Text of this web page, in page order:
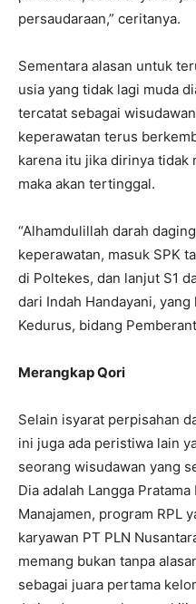
persaudaraan,” ceritanya.
Sementara alasan untuk
usia yang tidak lagi muda
tercatat sebagai
keperawatan terus
karena itu jika dirinya tidak
maka akan tertinggal.
“Alhamdulillah darah
keperawatan, masuk SPK
di Poltekes, dan lanjut S1
dari Indah Handayani,
Kedurus, bidang
Merangkap Qori
Selain isyarat perpisahan
ini juga ada peristiwa lain
seorang wisudawan yang
Dia adalah Langga
Manajamen, program RPL
karyawan PT PLN
memang bukan tanpa
sebagai juara pertama